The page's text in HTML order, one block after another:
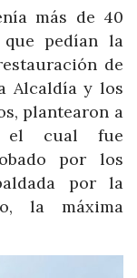
más de 40
pedían la
de
Alcaldía y los
plantearon a
el cual fue
por los
por la
la máxima